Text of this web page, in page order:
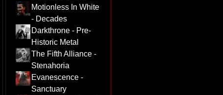
Motionless In White
- Decades
Darkthrone - Pre-
Historic Metal
The Fifth Alliance -
Stenahoria
Evanescence -
Sanctuary